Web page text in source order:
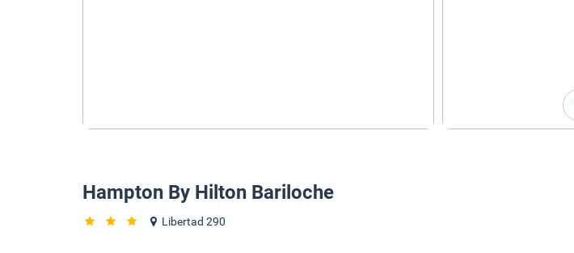
Hampton By Hilton Bariloche
Libertad 290